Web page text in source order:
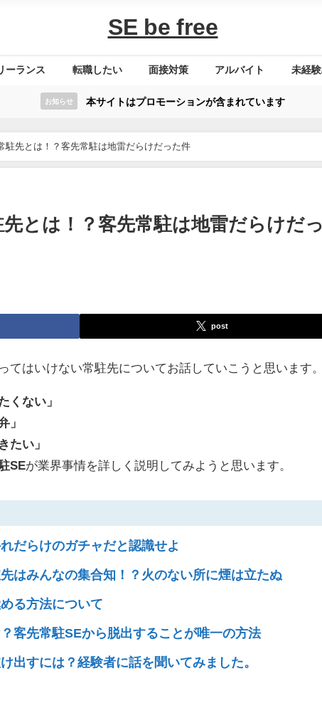
SE be free
ーランス 転職したい 面接対策 アルバイト 未経
お知らせ 本サイトはプロモーションが含まれています
駐先とは！？客先常駐は地雷だらけだった件
とは！？客先常駐は地雷だらけだ
post
てはいけない常駐先についてお話していこうと思います
くない」
」
たい」
SEが業界事情を詳しく説明してみようと思います。
だらけのガチャだと認識せよ
はみんなの集合知！？火のない所に煙は立たぬ
る方法について
客先常駐SEから脱出することが唯一の方法
出すには？経験者に話を聞いてみました。